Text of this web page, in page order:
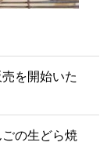
を開始いた
の生どら焼